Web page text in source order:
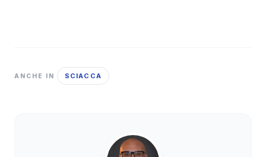
ANCHE IN SCIACCA